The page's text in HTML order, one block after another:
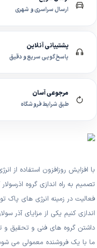
ارسال سراسری و شهری
پشتیبانی آنلاین
پاسخ‌گویی سریع و دقیق
مرجوعی آسان
طبق شرایط فروشگاه
تصمیم به راه اندازی گروه
فعالیت در زمینه انرژی های پاک
اندازی کنیم یکی از مزایای آذر
داشتن گروه های فنی و تحقیق و
ما با یک فروشنده معمولی می